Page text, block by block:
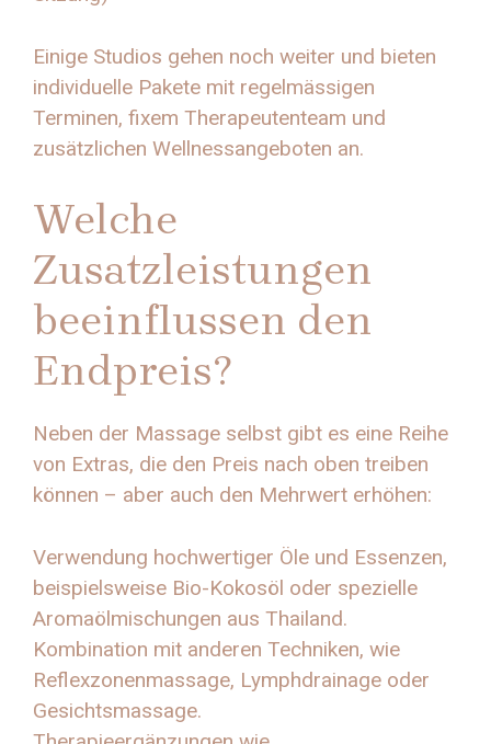
Einige Studios gehen noch weiter und bieten
individuelle Pakete mit regelmässigen
Terminen, fixem Therapeutenteam und
zusätzlichen Wellnessangeboten an.
Welche
Zusatzleistungen
beeinflussen den
Endpreis?
Neben der Massage selbst gibt es eine Reihe
von Extras, die den Preis nach oben treiben
können – aber auch den Mehrwert erhöhen:
Verwendung hochwertiger Öle und Essenzen,
beispielsweise Bio-Kokosöl oder spezielle
Aromaölmischungen aus Thailand.
Kombination mit anderen Techniken, wie
Reflexzonenmassage, Lymphdrainage oder
Gesichtsmassage.